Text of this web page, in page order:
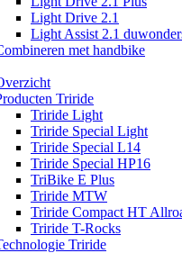
Light Drive 2.1
Light Assist 2.1
met handbike
Triride
Triride Light
Triride Special Light
Triride Special L14
Triride Special HP16
TriBike E Plus
Triride MTW
Triride Compact HT
Triride T-Rocks
Triride